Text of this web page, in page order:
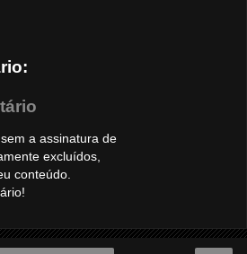
a assinatura de
excluídos,
conteúdo.